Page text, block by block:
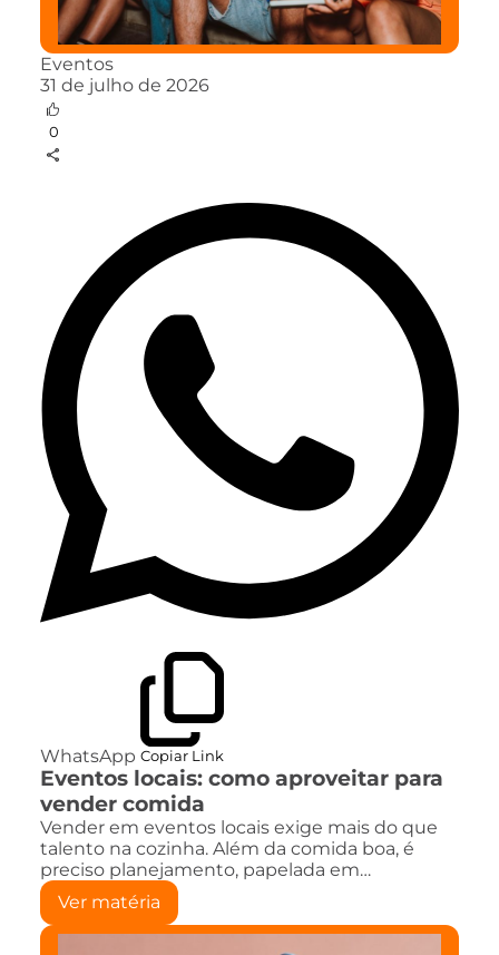
Eventos
31 de julho de 2026
0
WhatsApp Copiar Link
Eventos locais: como aproveitar para
vender comida
Vender em eventos locais exige mais do que
talento na cozinha. Além da comida boa, é
preciso planejamento, papelada em…
Ver matéria